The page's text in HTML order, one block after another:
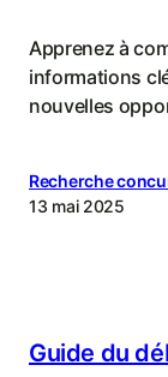
SEM,
et
stratégie
Apprenez à
informations
nouvelles
Recherche
13 mai 2025
Guide du